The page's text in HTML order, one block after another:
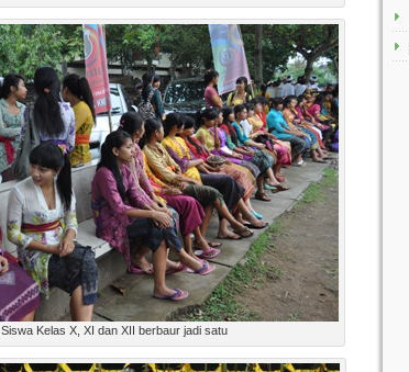
Siswa Kelas X, XI dan XII berbaur jadi satu